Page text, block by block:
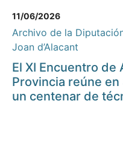
11/06/2026
Archivo de la
Joan d’Alacant
El XI Encuentro de
Provincia reúne en
un centenar de